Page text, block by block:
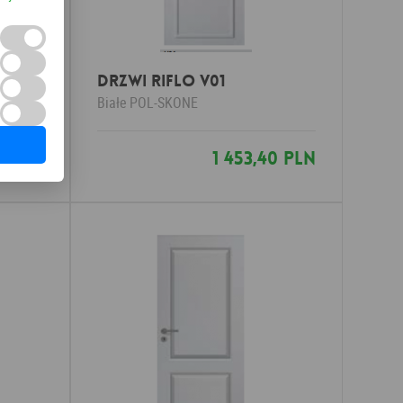
PLN
Drzwi RIFLO V01
Białe POL-SKONE
1 453,40 PLN